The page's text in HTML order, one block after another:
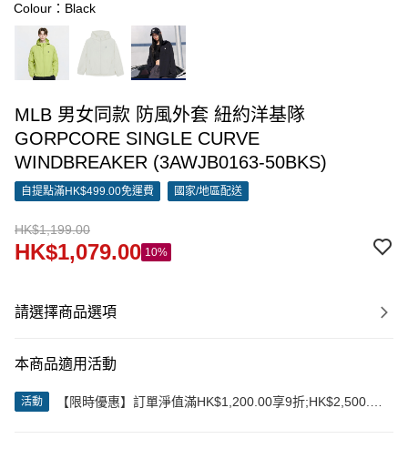
Colour：Black
MLB 男女同款 防風外套 紐約洋基隊
GORPCORE SINGLE CURVE
WINDBREAKER (3AWJB0163-50BKS)
自提點滿HK$499.00免運費 國家/地區配送
HK$1,199.00
HK$1,079.00 10%
請選擇商品選項
本商品適用活動
活動
【限時優惠】訂單淨值滿HK$1,200.00享9折;HK$2,500.00